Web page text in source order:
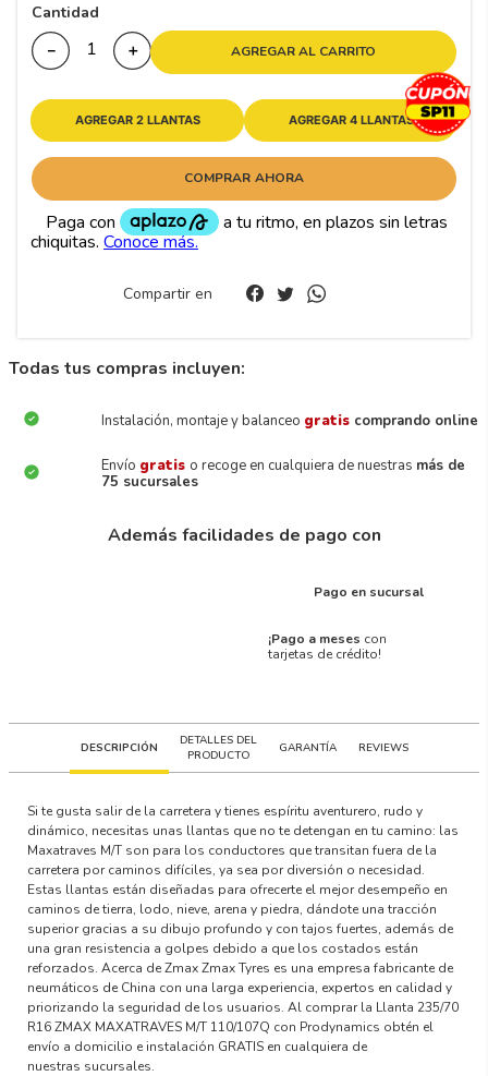
Cantidad
＋
－ AGREGAR AL CARRITO
AGREGAR 2 LLANTAS AGREGAR 4 LLANTAS
COMPRAR AHORA
Compartir en
Todas tus compras incluyen:
Instalación, montaje y balanceo gratis comprando online
Envío gratis o recoge en cualquiera de nuestras más de
75 sucursales
Además facilidades de pago con
Pago en sucursal
¡Pago a meses con
tarjetas de crédito!
DESCRIPCIÓN
DETALLES DEL
PRODUCTO
GARANTÍA REVIEWS
Si te gusta salir de la carretera y tienes espíritu aventurero, rudo y
dinámico, necesitas unas llantas que no te detengan en tu camino: las
Maxatraves M/T son para los conductores que transitan fuera de la
carretera por caminos difíciles, ya sea por diversión o necesidad.
Estas llantas están diseñadas para ofrecerte el mejor desempeño en
caminos de tierra, lodo, nieve, arena y piedra, dándote una tracción
superior gracias a su dibujo profundo y con tajos fuertes, además de
una gran resistencia a golpes debido a que los costados están
reforzados. Acerca de Zmax Zmax Tyres es una empresa fabricante de
neumáticos de China con una larga experiencia, expertos en calidad y
priorizando la seguridad de los usuarios. Al comprar la Llanta 235/70
R16 ZMAX MAXATRAVES M/T 110/107Q con Prodynamics obtén el
envío a domicilio e instalación GRATIS en cualquiera de
nuestras sucursales.